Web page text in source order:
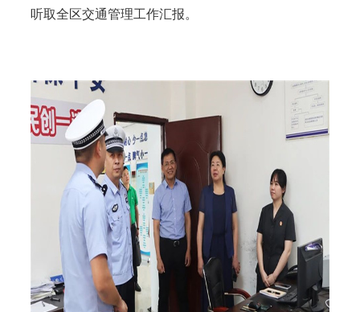
听取全区交通管理工作汇报。